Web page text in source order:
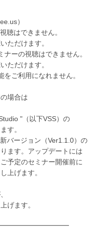
）
はできません。
だけます。
ーの視聴はできません。
だけます。
ご利用になれません。
場合は
"（以下VSS）の
す。
バージョン（Ver1.1.0）の
ます。アップデートには
予定のセミナー開催前に
上げます。
げます。